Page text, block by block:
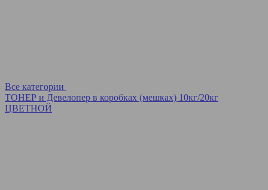
Все категории
ТОНЕР и Девелопер в коробках (мешках) 10кг/20кг
ЦВЕТНОЙ